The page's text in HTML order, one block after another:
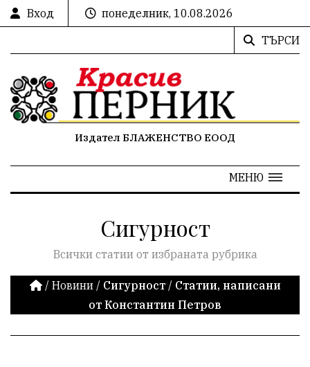
Вход
понеделник, 10.08.2026
ТЪРСИ
Издател БЛАЖЕНСТВО ЕООД
МЕНЮ
Сигурност
Всички статии от избраната рубрика
/ Новини / Сигурност / Статии, написани
от Константин Петров